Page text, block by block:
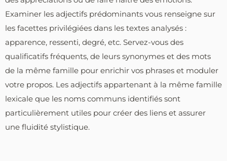
Examiner les adjectifs prédominants vous renseigne sur
les facettes privilégiées dans les textes analysés :
apparence, ressenti, degré, etc. Servez-vous des
qualificatifs fréquents, de leurs synonymes et des mots
de la même famille pour enrichir vos phrases et moduler
votre propos. Les adjectifs appartenant à la même famille
lexicale que les noms communs identifiés sont
particulièrement utiles pour créer des liens et assurer
une fluidité stylistique.